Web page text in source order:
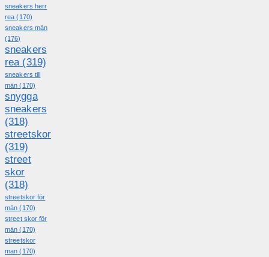
sneakers herr
rea (170)
sneakers män
(176)
sneakers
rea (319)
sneakers till
män (170)
snygga
sneakers
(318)
streetskor
(319)
street
skor
(318)
streetskor för
män (170)
street skor för
män (170)
streetskor
man (170)